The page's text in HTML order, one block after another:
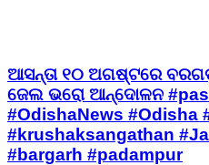
ଆସନ୍ତା ୧୦ ଅଗଷ୍ଟରେ
ଜେଲ ଭରୋ ଆନ୍ଦୋଳନ
#OdishaNews #Odisha
#krushaksangathan
#bargarh #padampur